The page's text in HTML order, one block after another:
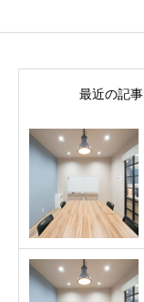
最近の記事